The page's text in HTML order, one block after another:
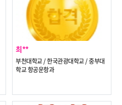
최**
부천대학교 / 한국관광대학교 / 중부대
학교 항공운항과